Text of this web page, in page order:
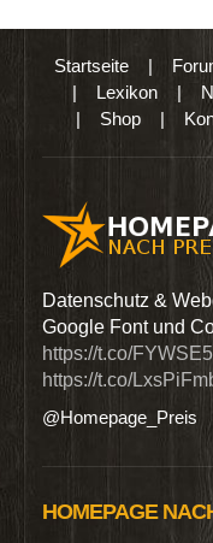
Startseite|
| Lexikon |
| Shop |
Datenschutz &
Google Font und
https://t.co/
https://t.co/
@Homepage_Preis
HOMEPAGE